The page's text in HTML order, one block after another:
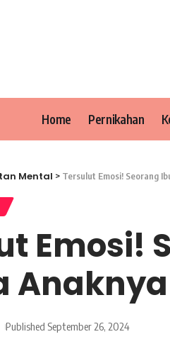
Home Pernikahan
Mental > Tersulut Emosi! Seorang
Emosi!
Published September 26, 2024